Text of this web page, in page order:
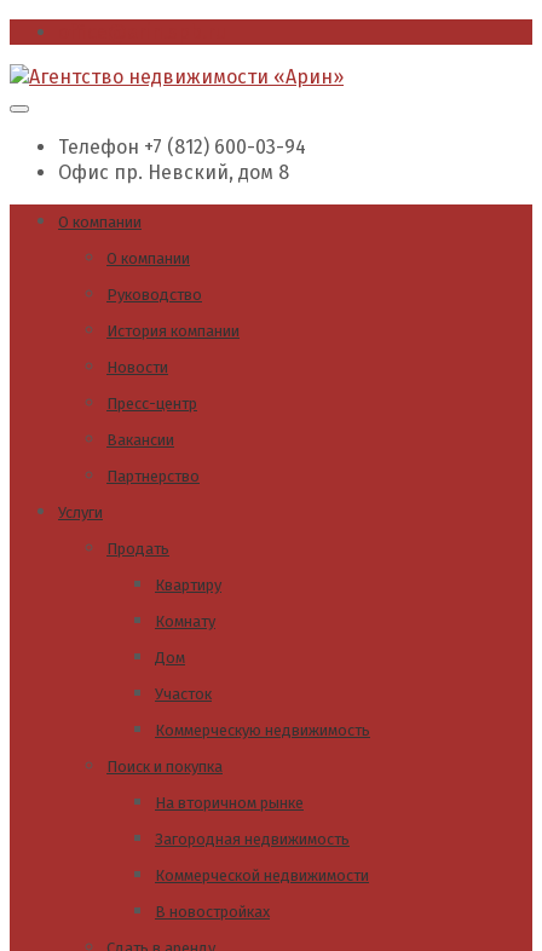
Телефон +7 (812) 600-03-94
Офис пр. Невский, дом 8
О компании
О компании
Руководство
История компании
Новости
Пресс-центр
Вакансии
Партнерство
Услуги
Продать
Квартиру
Комнату
Дом
Участок
Коммерческую недвижимость
Поиск и покупка
На вторичном рынке
Загородная недвижимость
Коммерческой недвижимости
В новостройках